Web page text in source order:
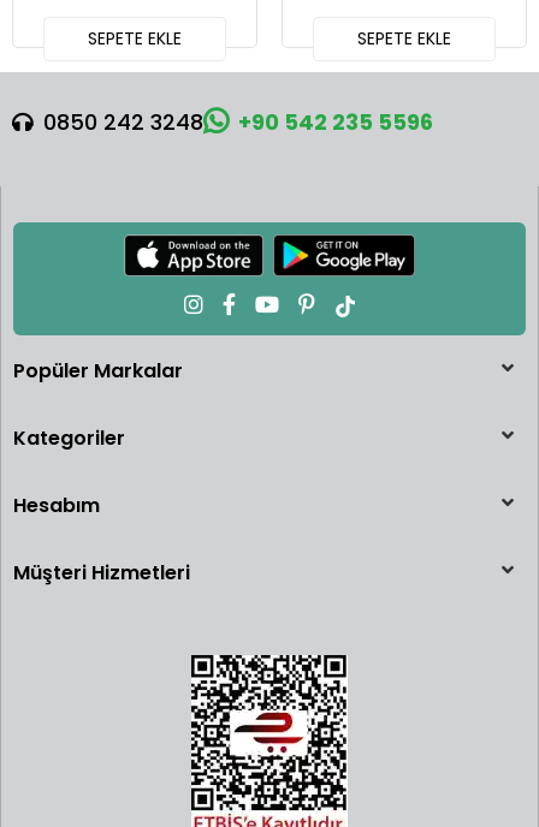
SEPETE EKLE SEPETE EKLE
0850 242 3248 +90 542 235 5596
Popüler Markalar
Kategoriler
Hesabım
Müşteri Hizmetleri